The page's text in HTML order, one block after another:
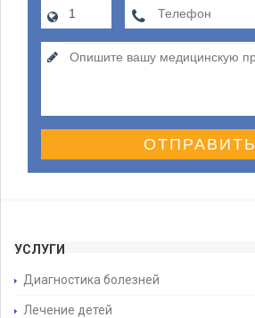
ОТПРАВИТЬ
УСЛУГИ
Диагностика болезней
Лечение детей